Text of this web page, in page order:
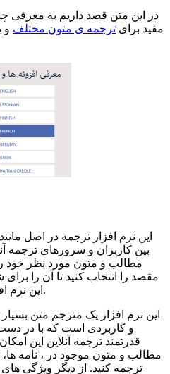
در این متن قصد داریم به معرفی
مفید برای ترجمه ی متون مختلف و
بین کاربران و سرورهای ترجمه
مطالب و متون مورد نظر خود
مقصد را انتخاب کنید تا آن را برای
این نرم افزار باید به اینترنت متصل باشید.
و کاربردی است که با در
قدرتمند ترجمه آنلاین این
مطالب و متون موجود در ، نامه ها،
ترجمه کنید. از دیگر ویژگی